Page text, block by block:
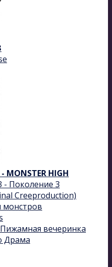
HIGH
- Поколение 3
Creeproduction)
монстров
вечеринка
Драма